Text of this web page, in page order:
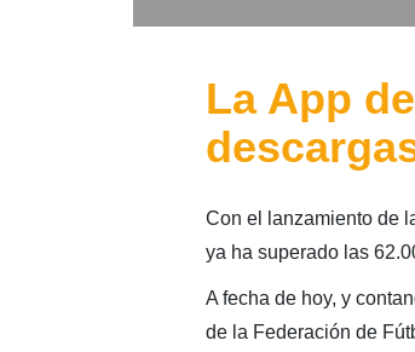
La App
Con el lanzamiento de
ya ha superado las
A fecha de hoy, y
de la Federación de